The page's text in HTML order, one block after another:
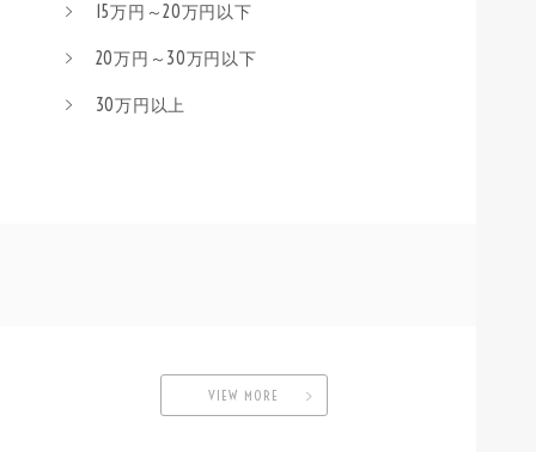
15万円～20万円以下
20万円～30万円以下
30万円以上
VIEW MORE